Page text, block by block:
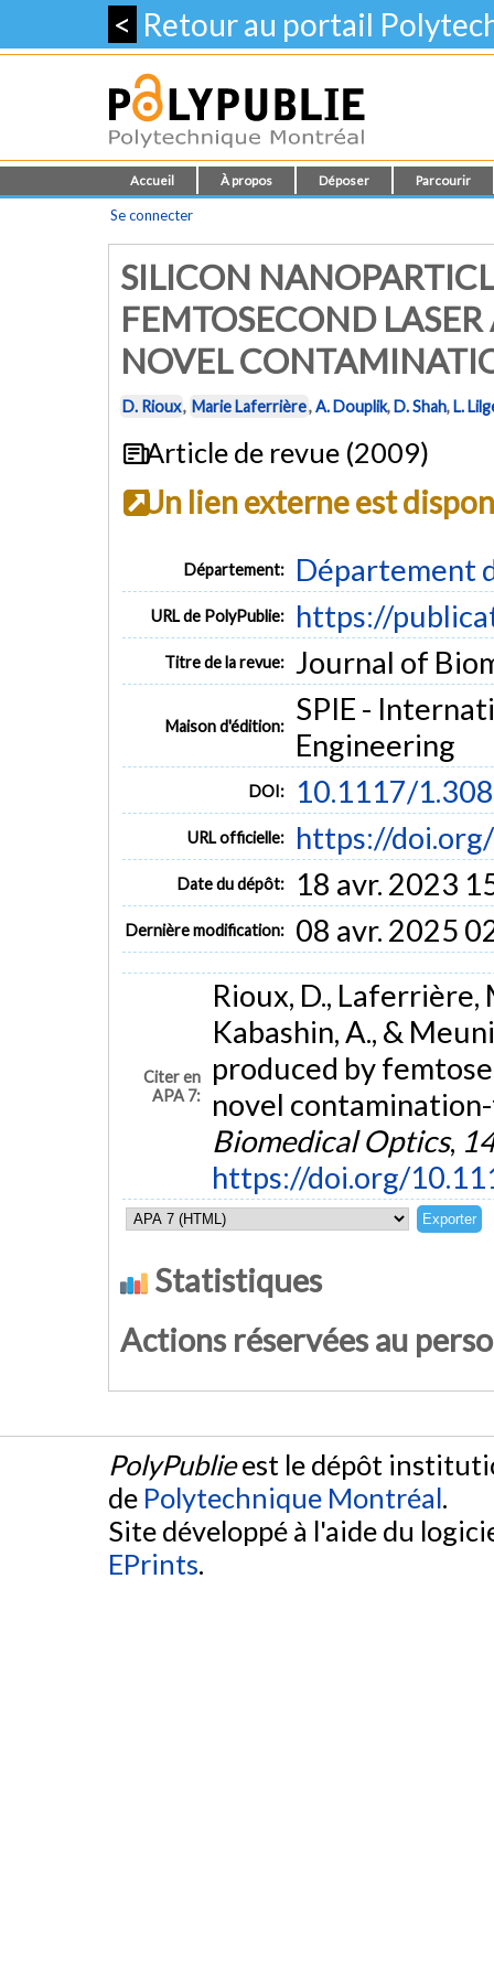
< Retour au portail
Accueil À propos Déposer Parcourir
Se connecter
SILICON
FEMTOSECOND
NOVEL
D. Rioux, Marie Laferrière,A. Douplik,D. Shah,L.
Article de revue (2009)
Un lien externe est
Département: Département
URL de PolyPublie: https://
Titre de la revue: Journal of
Maison d'édition:
SPIE -
Engineering
DOI: 10.1117/
URL officielle: https://
Date du dépôt: 18 avr. 2023
Dernière modification: 08 avr. 2025
Citer en
APA 7:
Rioux, D., Laferrière,
Kabashin, A., &
produced by
novel
Biomedical Optics,
https://doi.org/
Statistiques
Actions réservées au
PolyPublieest le dépôt
de Polytechnique Montréal.
Site développé à l'aide du
EPrints.